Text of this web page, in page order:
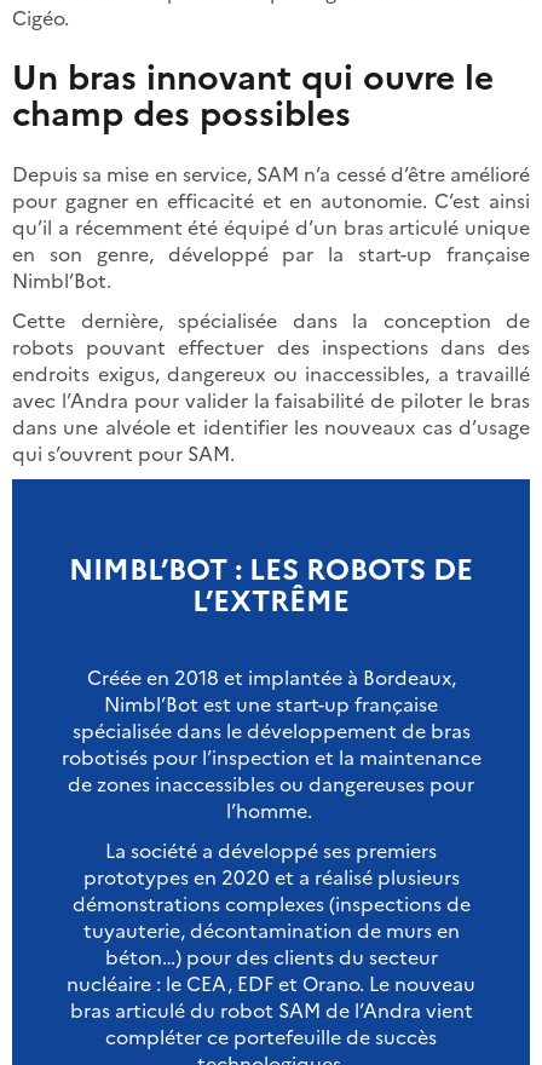
Cigéo.
Un bras innovant qui ouvre le
champ des possibles
Depuis sa mise en service, SAM n’a cessé d’être amélioré
pour gagner en efficacité et en autonomie. C’est ainsi
qu’il a récemment été équipé d’un bras articulé unique
en son genre, développé par la start-up française
Nimbl’Bot.
Cette dernière, spécialisée dans la conception de
robots pouvant effectuer des inspections dans des
endroits exigus, dangereux ou inaccessibles, a travaillé
avec l’Andra pour valider la faisabilité de piloter le bras
dans une alvéole et identifier les nouveaux cas d’usage
qui s’ouvrent pour SAM.
NIMBL’BOT : LES ROBOTS DE
L’EXTRÊME
Créée en 2018 et implantée à Bordeaux,
Nimbl’Bot est une start-up française
spécialisée dans le développement de bras
robotisés pour l’inspection et la maintenance
de zones inaccessibles ou dangereuses pour
l’homme.
La société a développé ses premiers
prototypes en 2020 et a réalisé plusieurs
démonstrations complexes (inspections de
tuyauterie, décontamination de murs en
béton…) pour des clients du secteur
nucléaire : le CEA, EDF et Orano. Le nouveau
bras articulé du robot SAM de l’Andra vient
compléter ce portefeuille de succès